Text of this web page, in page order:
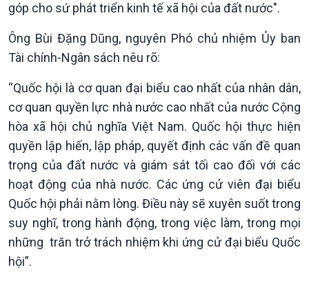
Podcast
góp cho sứ phát triển kinh tế xã hội của đất nước".
Ông Bùi Đặng Dũng, nguyên Phó chủ nhiệm Ủy ban
Tài chính-Ngân sách nêu rõ:
“Quốc hội là cơ quan đại biểu cao nhất của nhân dân,
cơ quan quyền lực nhà nước cao nhất của nước Cộng
hòa xã hội chủ nghĩa Việt Nam. Quốc hội thực hiện
quyền lập hiến, lập pháp, quyết định các vấn đề quan
trọng của đất nước và giám sát tối cao đối với các
hoạt động của nhà nước. Các ứng cử viên đại biểu
Quốc hội phải nằm lòng. Điều này sẽ xuyên suốt trong
suy nghĩ, trong hành động, trong việc làm, trong mọi
những trăn trở trách nhiệm khi ứng cử đại biểu Quốc
hội”.